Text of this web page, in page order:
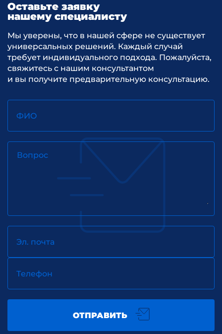
Оставьте заявку
нашему специалисту
Мы уверены, что в нашей сфере не существует
универсальных решений. Каждый случай
требует индивидуального подхода. Пожалуйста,
свяжитесь с нашим консультантом
и вы получите предварительную консультацию.
ФИО
Вопрос
Эл. почта
Телефон
ОТПРАВИТЬ